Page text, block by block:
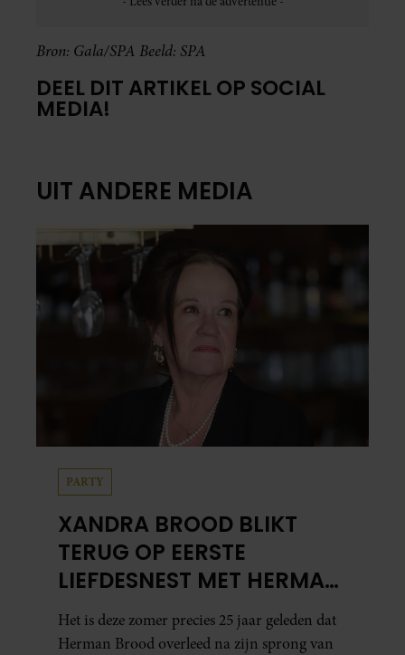
Bron: Gala/SPA Beeld: SPA
DEEL DIT ARTIKEL OP SOCIAL
MEDIA!
UIT ANDERE MEDIA
PARTY
XANDRA BROOD BLIKT
TERUG OP EERSTE
LIEFDESNEST MET HERMAN
BROOD: “HIER IS LOLA
GEBOREN”
Het is deze zomer precies 25 jaar geleden dat
Herman Brood overleed na zijn sprong van